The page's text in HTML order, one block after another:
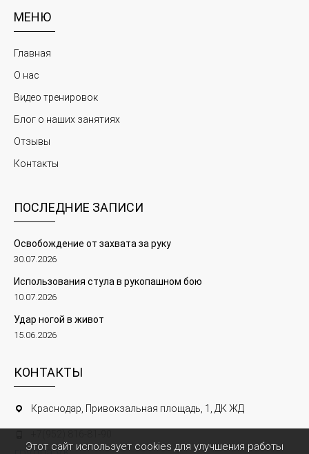
МЕНЮ
Главная
О нас
Видео тренировок
Блог о наших занятиях
Отзывы
Контакты
ПОСЛЕДНИЕ ЗАПИСИ
Освобождение от захвата за руку
30.07.2026
Использования стула в рукопашном бою
10.07.2026
Удар ногой в живот
15.06.2026
КОНТАКТЫ
Краснодар, Привокзальная площадь, 1, ДК ЖД
Этот сайт использует cookies для улучшения работы